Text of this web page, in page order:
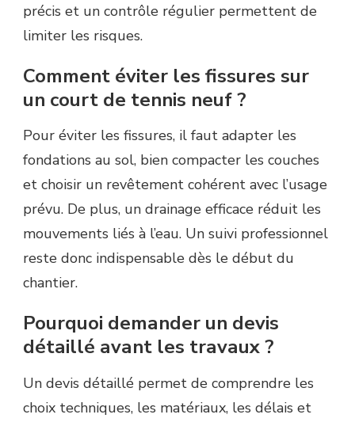
précis et un contrôle régulier permettent de
limiter les risques.
Comment éviter les fissures sur
un court de tennis neuf ?
Pour éviter les fissures, il faut adapter les
fondations au sol, bien compacter les couches
et choisir un revêtement cohérent avec l’usage
prévu. De plus, un drainage efficace réduit les
mouvements liés à l’eau. Un suivi professionnel
reste donc indispensable dès le début du
chantier.
Pourquoi demander un devis
détaillé avant les travaux ?
Un devis détaillé permet de comprendre les
choix techniques, les matériaux, les délais et